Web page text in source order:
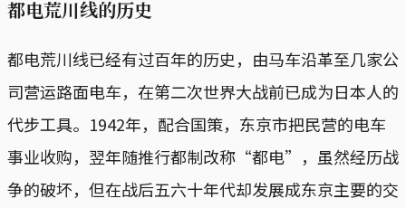
都电荒川线的历史
都电荒川线已经有过百年的历史，由马车沿革至几家公
司营运路面电车，在第二次世界大战前已成为日本人的
代步工具。1942年，配合国策，东京市把民营的电车
事业收购，翌年随推行都制改称“都电”，虽然经历战
争的破坏，但在战后五六十年代却发展成东京主要的交